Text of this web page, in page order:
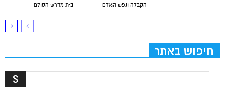
בית מדרש הסולם
הקבלה ונפש האדם
חיפוש באתר